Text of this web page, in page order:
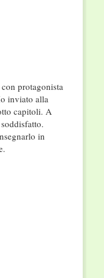
protagonista
inviato alla
capitoli. A
in